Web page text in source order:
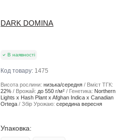
DARK DOMINA
В наявності
Код товару: 1475
Висота рослини: низька/середня
Вміст ТГК:
22%
Врожай: до 550 г/м² Генетика: Northern
Lights x Hash Plant x Afghan Indica x Canadian
Ortega
Збір Урожаю: середина вересня
Упаковка: